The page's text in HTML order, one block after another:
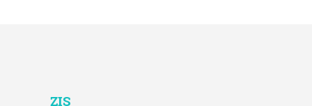
ZIS